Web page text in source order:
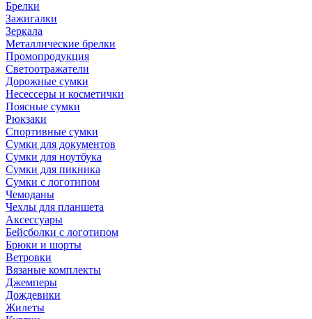
Брелки
Зажигалки
Зеркала
Металлические брелки
Промопродукция
Светоотражатели
Дорожные сумки
Несессеры и косметички
Поясные сумки
Рюкзаки
Спортивные сумки
Сумки для документов
Сумки для ноутбука
Сумки для пикника
Сумки с логотипом
Чемоданы
Чехлы для планшета
Аксессуары
Бейсболки с логотипом
Брюки и шорты
Ветровки
Вязаные комплекты
Джемперы
Дождевики
Жилеты